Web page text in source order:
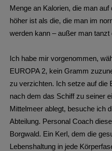
Menge an Kalorien, die man
höher ist als die, die man im
werden kann – außer man tanzt
Ich habe mir vorgenommen,
EUROPA 2, kein Gramm
zu verzichten. Ich setze auf die
nach dem das Schiff zu seiner
Mittelmeer ablegt, besuche ich
Abteilung. Personal Coach
Borgwald. Ein Kerl, dem die
Lebenshaltung in jede